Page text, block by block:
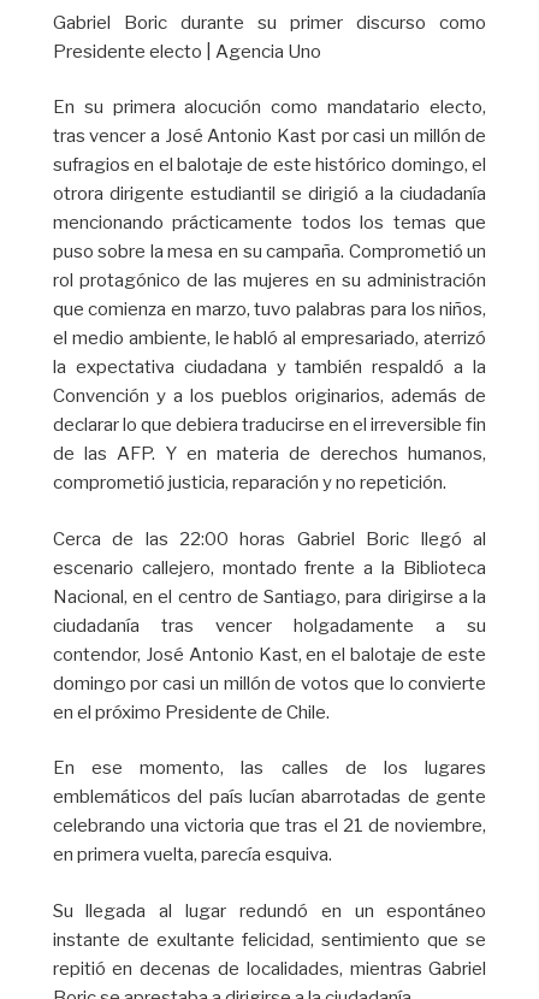
Gabriel Boric durante su primer discurso como
Presidente electo | Agencia Uno
En su primera alocución como mandatario electo,
tras vencer a José Antonio Kast por casi un millón de
sufragios en el balotaje de este histórico domingo, el
otrora dirigente estudiantil se dirigió a la ciudadanía
mencionando prácticamente todos los temas que
puso sobre la mesa en su campaña. Comprometió un
rol protagónico de las mujeres en su administración
que comienza en marzo, tuvo palabras para los niños,
el medio ambiente, le habló al empresariado, aterrizó
la expectativa ciudadana y también respaldó a la
Convención y a los pueblos originarios, además de
declarar lo que debiera traducirse en el irreversible fin
de las AFP. Y en materia de derechos humanos,
comprometió justicia, reparación y no repetición.
Cerca de las 22:00 horas Gabriel Boric llegó al
escenario callejero, montado frente a la Biblioteca
Nacional, en el centro de Santiago, para dirigirse a la
ciudadanía tras vencer holgadamente a su
contendor, José Antonio Kast, en el balotaje de este
domingo por casi un millón de votos que lo convierte
en el próximo Presidente de Chile.
En ese momento, las calles de los lugares
emblemáticos del país lucían abarrotadas de gente
celebrando una victoria que tras el 21 de noviembre,
en primera vuelta, parecía esquiva.
Su llegada al lugar redundó en un espontáneo
instante de exultante felicidad, sentimiento que se
repitió en decenas de localidades, mientras Gabriel